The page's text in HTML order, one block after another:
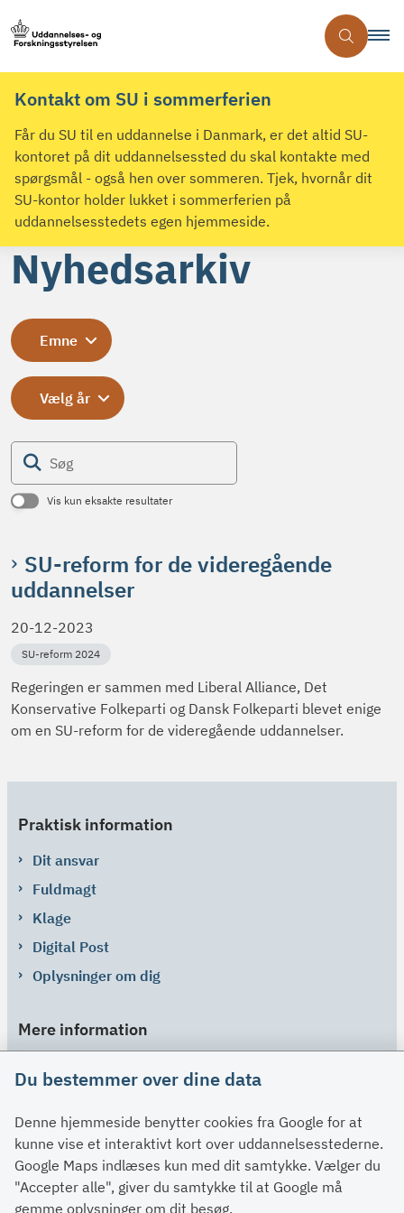
Kontakt om SU i sommerferien
Får du SU til en uddannelse i Danmark, er det altid SU-
kontoret på dit uddannelsessted du skal kontakte med
spørgsmål - også hen over sommeren. Tjek, hvornår dit
SU-kontor holder lukket i sommerferien på
uddannelsesstedets egen hjemmeside.
Nyhedsarkiv
Vis kun eksakte resultater
Emne
Vælg år
SU-reform for de videregående
uddannelser
20-12-2023
SU-reform 2024
Regeringen er sammen med Liberal Alliance, Det
Konservative Folkeparti og Dansk Folkeparti blevet enige
om en SU-reform for de videregående uddannelser.
Praktisk information
Dit ansvar
Fuldmagt
Klage
Digital Post
Oplysninger om dig
Mere information
Spørgsmål og svar
Kontakt
Paragraffer
Du bestemmer over dine data
Denne hjemmeside benytter cookies fra Google for at
kunne vise et interaktivt kort over uddannelsesstederne.
Google Maps indlæses kun med dit samtykke. Vælger du
"Accepter alle", giver du samtykke til at Google må
gemme oplysninger om dit besøg.